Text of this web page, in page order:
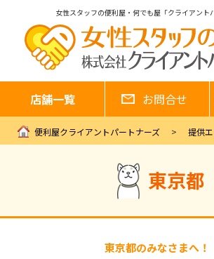
女性スタッフの便利屋・何でも屋「クライアント
店舗一覧 お問合せ
便利屋クライアントパートナーズ 提供
東京都
東京都のみなさまへ！